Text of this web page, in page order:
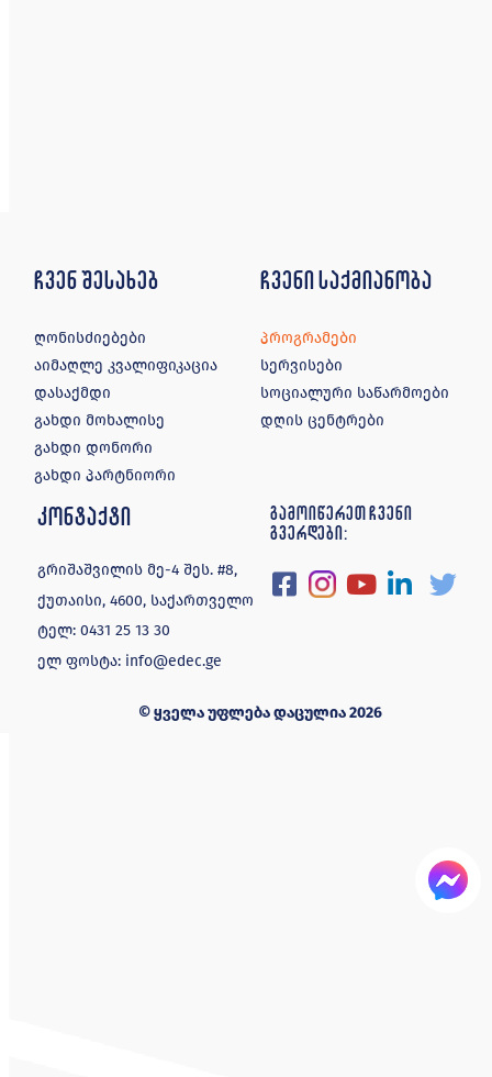
ჩვენ შესახებ
ღონისძიებები
აიმაღლე კვალიფიკაცია
დასაქმდი
გახდი მოხალისე
გახდი დონორი
გახდი პარტნიორი
ჩვენი საქმიანობა
პროგრამები
სერვისები
სოციალური საწარმოები
დღის ცენტრები
კონტაქტი
გრიშაშვილის მე-4 შეს. #8,
ქუთაისი, 4600, საქართველო
ტელ:0431 25 13 30
ელ ფოსტა: info@edec.ge
გამოიწერეთ ჩვენი
გვერდები:
© ყველა უფლება დაცულია 2026